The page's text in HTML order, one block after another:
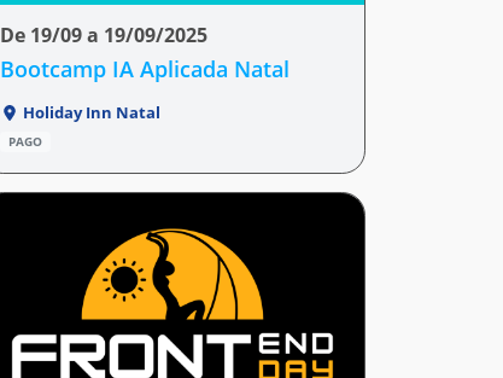
De 19/09 a 19/09/2025
Bootcamp IA Aplicada Natal
Holiday Inn Natal
PAGO